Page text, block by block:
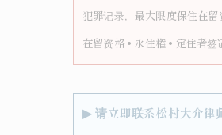
犯罪记录，最大限度保住在留
在留资格 • 永住権 • 定住者
▶请立即联系松村大介律